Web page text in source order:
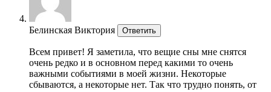
Белинская Виктория Ответить
Всем привет! Я заметила, что вещие сны мне снятся
очень редко и в основном перед какими то очень
важными событиями в моей жизни. Некоторые
сбываются, а некоторые нет. Так что трудно понять, от